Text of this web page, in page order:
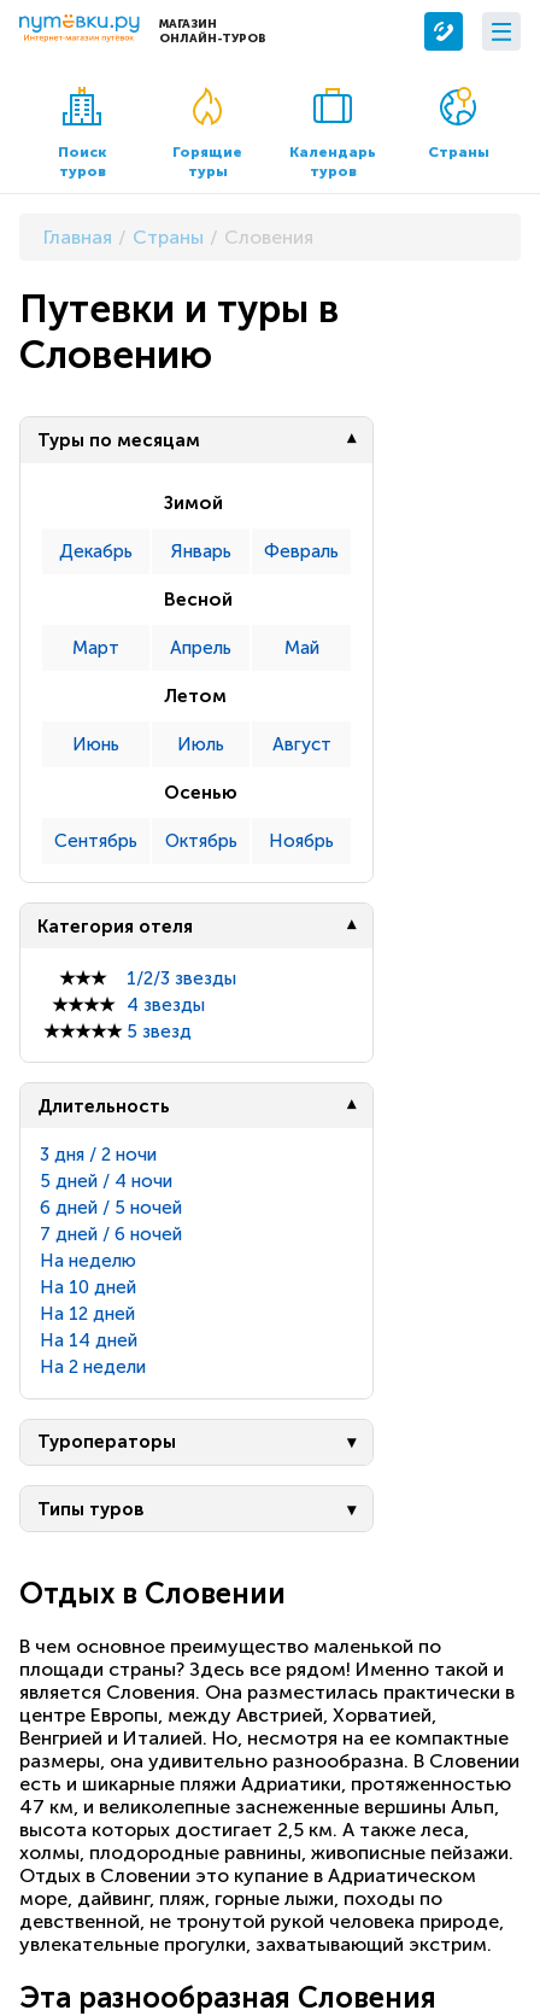
МАГАЗИН
ОНЛАЙН-ТУРОВ
Сервисы
Бронирование отелей
Трансфер
О компании
О нас
Контакты
Документы и реквизиты
Офисы продаж
Поиск
туров
Горящие
туры
Календарь
туров
Страны
Главная Страны Словения
Путевки и туры в
Словению
Туры по месяцам
Зимой
Декабрь Январь Февраль
Весной
Март Апрель Май
Летом
Июнь Июль Август
Осенью
Сентябрь Октябрь Ноябрь
Категория отеля
★★★
1/2/3 звезды
★★★★
4 звезды
★★★★★ 5 звезд
Длительность
3 дня / 2 ночи
5 дней / 4 ночи
6 дней / 5 ночей
7 дней / 6 ночей
На неделю
На 10 дней
На 12 дней
На 14 дней
На 2 недели
Туроператоры
Типы туров
Отдых в Словении
В чем основное преимущество маленькой по
площади страны? Здесь все рядом! Именно такой и
является Словения. Она разместилась практически в
центре Европы, между Австрией, Хорватией,
Венгрией и Италией. Но, несмотря на ее компактные
размеры, она удивительно разнообразна. В Словении
есть и шикарные пляжи Адриатики, протяженностью
47 км, и великолепные заснеженные вершины Альп,
высота которых достигает 2,5 км. А также леса,
холмы, плодородные равнины, живописные пейзажи.
Отдых в Словении это купание в Адриатическом
море, дайвинг, пляж, горные лыжи, походы по
девственной, не тронутой рукой человека природе,
увлекательные прогулки, захватывающий экстрим.
Эта разнообразная Словения